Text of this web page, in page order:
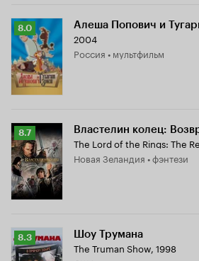
Рейтинг
Кинопоиска
8.0
8.0 Алеша Попович и
2004
Россия • мультфильм
Рейтинг
Кинопоиска
8.7
8.7 Властелин колец:
Новая Зеландия • фэнтези
Рейтинг
Кинопоиска
8.3 Шоу Трумана
The Truman Show, 1998